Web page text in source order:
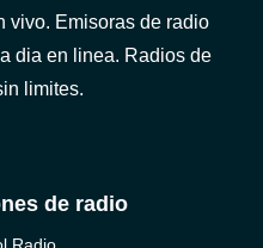
vivo. Emisoras de radio
dia en linea. Radios de
limites.
de radio